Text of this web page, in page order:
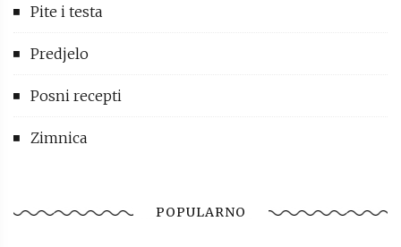
Pite i testa
Predjelo
Posni recepti
Zimnica
POPULARNO